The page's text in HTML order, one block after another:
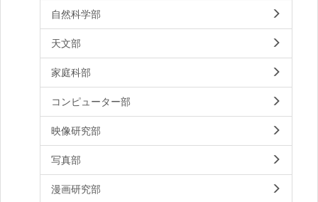
自然科学部
天文部
家庭科部
コンピューター部
映像研究部
写真部
漫画研究部